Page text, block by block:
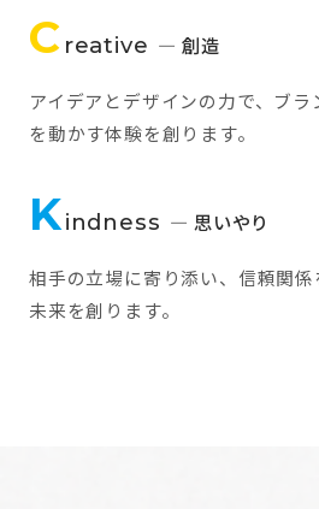
C reative — 創造
アイデアとデザインの力で、ブ
を動かす体験を創ります。
Kindness — 思いやり
相手の立場に寄り添い、信頼関
未来を創ります。